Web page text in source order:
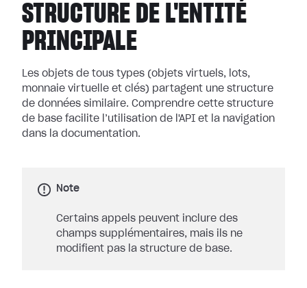
STRUCTURE DE L'ENTITÉ
PRINCIPALE
Les objets de tous types (objets virtuels, lots,
monnaie virtuelle et clés) partagent une structure
de données similaire. Comprendre cette structure
de base facilite l’utilisation de l'API et la navigation
dans la documentation.
Note
Certains appels peuvent inclure des
champs supplémentaires, mais ils ne
modifient pas la structure de base.